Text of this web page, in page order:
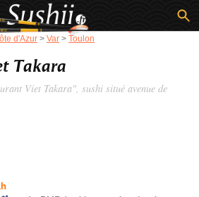
d'Azur > Var > Toulon
Takara
Viet Takara", sushi situé avenue de